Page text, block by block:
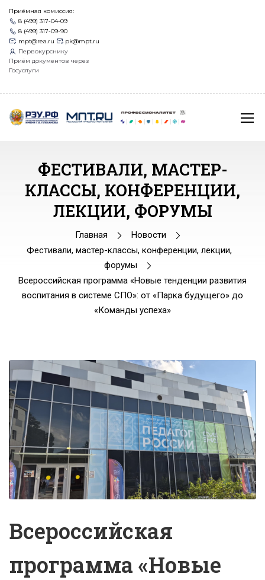
Приёмная комиссия:
8 (499) 317-04-09
8 (499) 317-09-90
mpt@rea.ru
pk@mpt.ru
Первокурснику
Приём документов через
Госуслуги
ФЕСТИВАЛИ, МАСТЕР-
КЛАССЫ, КОНФЕРЕНЦИИ,
ЛЕКЦИИ, ФОРУМЫ
Главная
Новости
Фестивали, мастер-классы, конференции, лекции,
форумы
Всероссийская программа «Новые тенденции развития
воспитания в системе СПО»: от «Парка будущего» до
«Команды успеха»
Всероссийская
программа «Новые